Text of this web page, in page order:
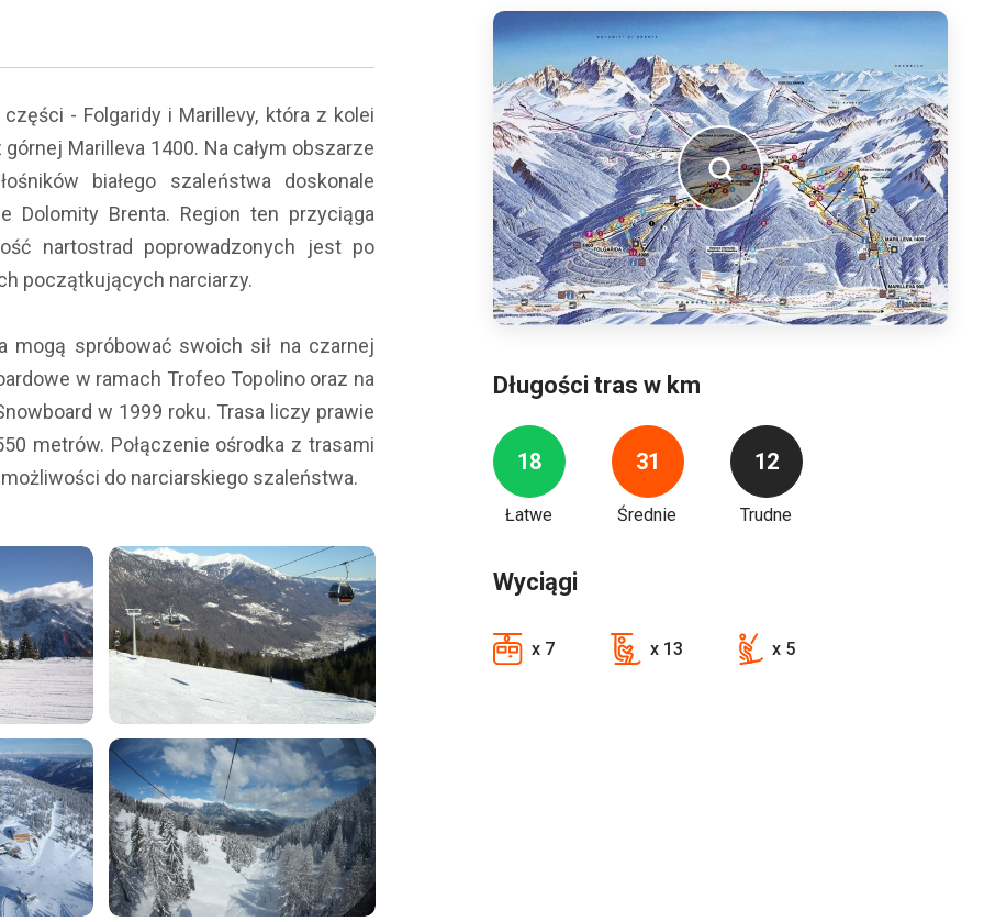
- Folgaridy i Marillevy, która z kolei
Marilleva 1400. Na całym obszarze
białego szaleństwa doskonale
Dolomity Brenta. Region ten przyciąga
nartostrad poprowadzonych jest po
początkujących narciarzy.
mogą spróbować swoich sił na czarnej
w ramach Trofeo Topolino oraz na
w 1999 roku. Trasa liczy prawie
metrów. Połączenie ośrodka z trasami
do narciarskiego szaleństwa.
Długości tras w km
18
Łatwe
31
Średnie
12
Trudne
Wyciągi
x 7 x 13 x 5